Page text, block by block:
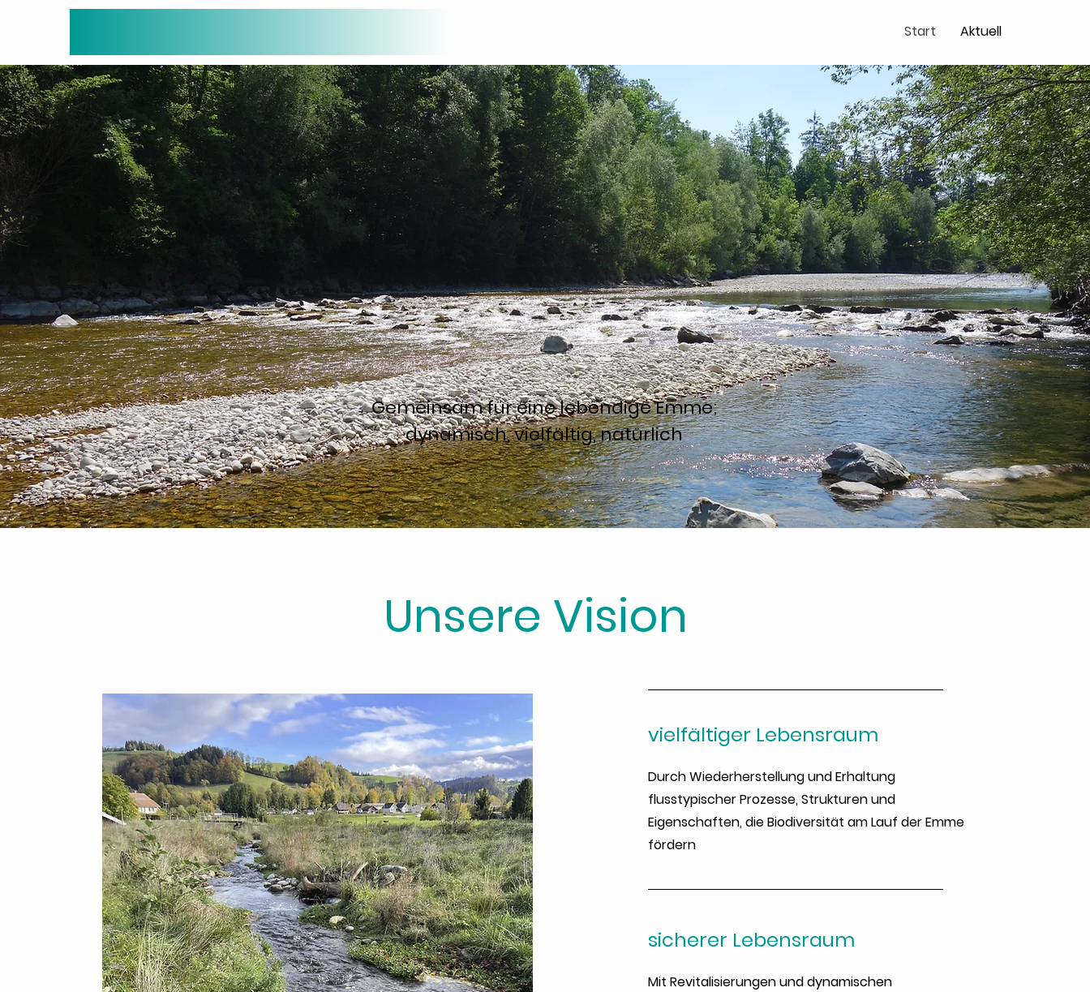
Start Aktuell
Gemeinsam für eine lebendige Emme;
dynamisch, vielfältig, natürlich
Unsere Vision
vielfältiger Lebensraum
Durch Wiederherstellung und Erhaltung
flusstypischer Prozesse, Strukturen und
Eigenschaften, die Biodiversität am Lauf der Emme
fördern
sicherer Lebensraum
Mit Revitalisierungen und dynamischen